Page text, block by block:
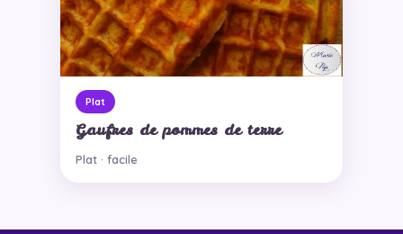
Plat
Gaufres de pommes de terre
Plat · facile